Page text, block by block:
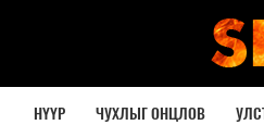
НҮҮР ЧУХЛЫГ ОНЦЛОВ